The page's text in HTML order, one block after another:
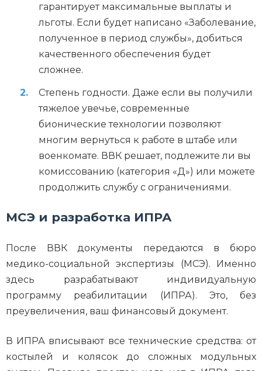
гарантирует максимальные выплаты и
льготы. Если будет написано «Заболевание,
полученное в период службы», добиться
качественного обеспечения будет
сложнее.
Степень годности. Даже если вы получили
тяжелое увечье, современные
бионические технологии позволяют
многим вернуться к работе в штабе или
военкомате. ВВК решает, подлежите ли вы
комиссованию (категория «Д») или можете
продолжить службу с ограничениями.
МСЭ и разработка ИПРА
После ВВК документы передаются в бюро
медико-социальной экспертизы (МСЭ). Именно
здесь разрабатывают индивидуальную
программу реабилитации (ИПРА). Это, без
преувеличения, ваш финансовый документ.
В ИПРА вписывают все технические средства: от
костылей и колясок до сложных модульных